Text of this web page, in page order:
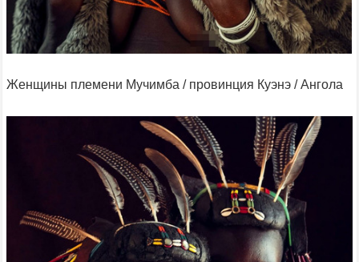
Женщины племени Мучимба / провинция Куэнэ / Ангола